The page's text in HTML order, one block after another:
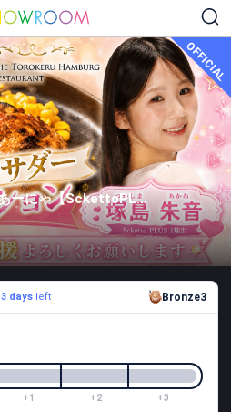
OFFICIAL
福よしお肉イベ🍖塚島朱音/あーにゃ【SckettoPLUS】
3 daysleft Bronze3
+1 +2 +3